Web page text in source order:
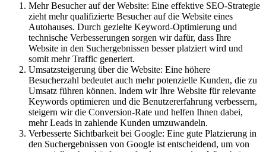
Mehr Besucher auf der Website: Eine effektive SEO-Strategie
zieht mehr qualifizierte Besucher auf die Website eines
Autohauses. Durch gezielte Keyword-Optimierung und
technische Verbesserungen sorgen wir dafür, dass Ihre
Website in den Suchergebnissen besser platziert wird und
somit mehr Traffic generiert.
Umsatzsteigerung über die Website: Eine höhere
Besucherzahl bedeutet auch mehr potenzielle Kunden, die zu
Umsatz führen können. Indem wir Ihre Website für relevante
Keywords optimieren und die Benutzererfahrung verbessern,
steigern wir die Conversion-Rate und helfen Ihnen dabei,
mehr Leads in zahlende Kunden umzuwandeln.
Verbesserte Sichtbarkeit bei Google: Eine gute Platzierung in
den Suchergebnissen von Google ist entscheidend, um von